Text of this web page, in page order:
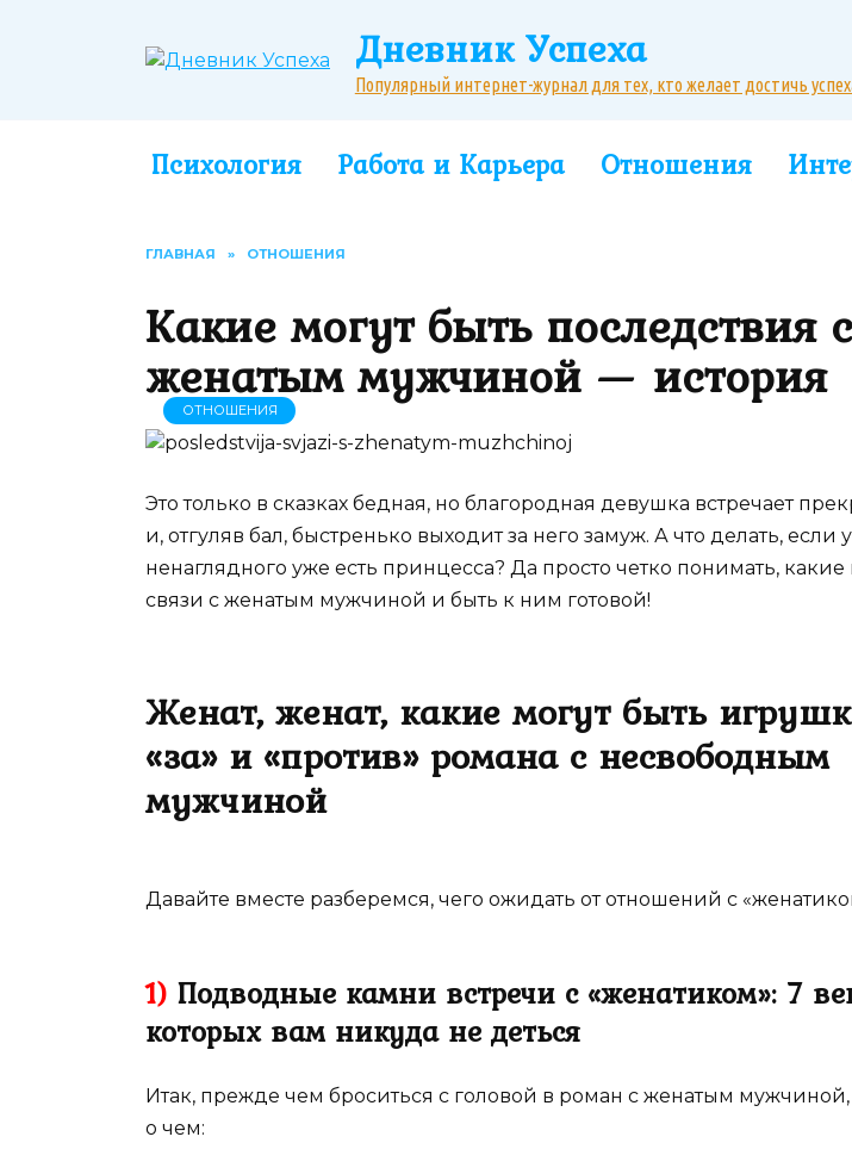
Дневник Успеха
Популярный интернет-журнал для тех, кто желает достичь
Психология Работа и Карьера Отношения
ГЛАВНАЯ » ОТНОШЕНИЯ
Какие могут быть последствия
женатым мужчиной — история
ОТНОШЕНИЯ
Это только в сказках бедная, но благородная девушка встречает
и, отгуляв бал, быстренько выходит за него замуж. А что делать, если
ненаглядного уже есть принцесса? Да просто четко понимать, какие
связи с женатым мужчиной и быть к ним готовой!
Женат, женат, какие могут быть
«за» и «против» романа с несвободным
мужчиной
Давайте вместе разберемся, чего ожидать от отношений с
1) Подводные камни встречи с «женатиком»: 7
которых вам никуда не деться
Итак, прежде чем броситься с головой в роман с женатым
о чем: